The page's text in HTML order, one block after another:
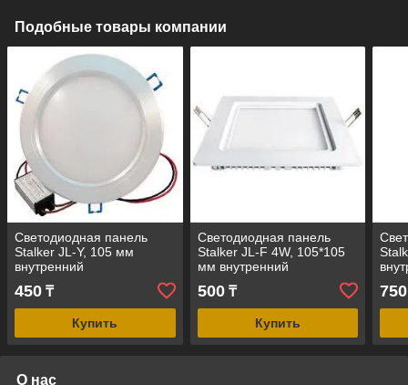
Подобные товары компании
Светодиодная панель
Stalker JL-Y, 105 мм
внутренний
450 ₸
Купить
Светодиодная панель
Stalker JL-F 4W, 105*105
мм внутренний
500₸
Купить
750
О нас